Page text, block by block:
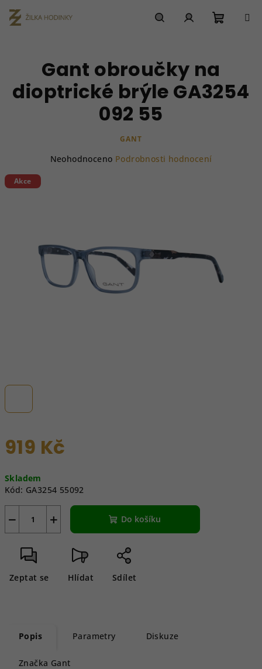
na
obsah
košík
919 Kč
cena:
Skladem
Kód: GA3254 55092
+
− Do košíku
Zeptat se Hlídat Sdílet
Gant obroučky na
dioptrické brýle GA3254
092 55
GANT
produktu
Neohodnoceno Podrobnosti hodnocení
Akce
Popis Parametry Diskuze
Značka Gant